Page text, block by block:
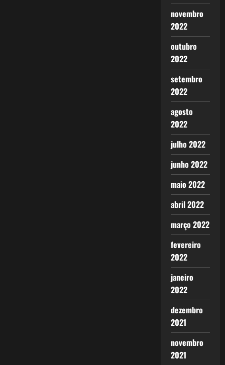
novembro
2022
outubro
2022
setembro
2022
agosto
2022
julho 2022
junho 2022
maio 2022
abril 2022
março 2022
fevereiro
2022
janeiro
2022
dezembro
2021
novembro
2021